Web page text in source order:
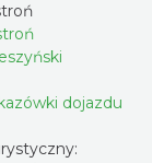
dojazdu